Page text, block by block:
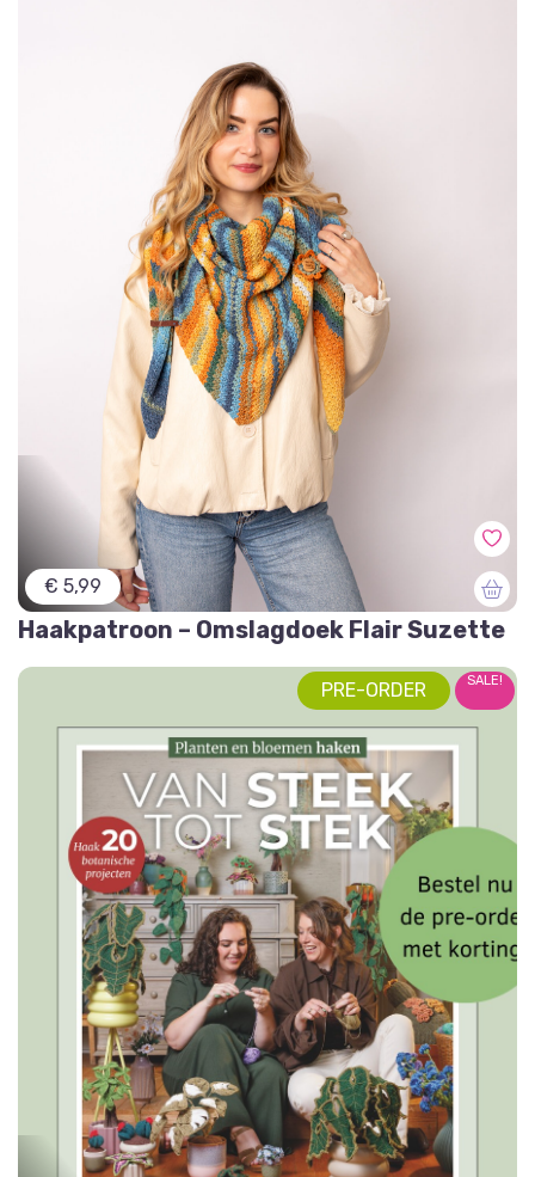
€ 5,99
Haakpatroon – Omslagdoek Flair Suzette
PRE-ORDER SALE!